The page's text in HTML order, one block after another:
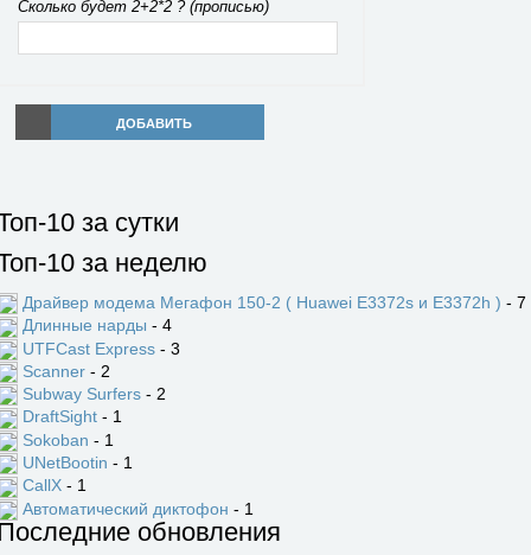
Сколько будет 2+2*2 ? (прописью)
ДОБАВИТЬ
10 за сутки
10 за неделю
Драйвер модема Мегафон 150-2 ( Huawei E3372s и E3372h ) - 7
Длинные нарды - 4
UTFCast Express - 3
Scanner - 2
Subway Surfers - 2
DraftSight - 1
Sokoban - 1
UNetBootin - 1
CallX - 1
Автоматический диктофон - 1
обновления